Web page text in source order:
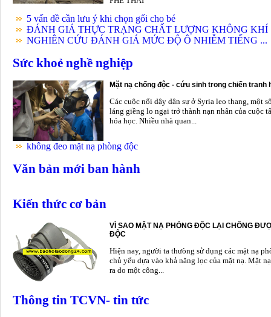
5 vấn đề cần lưu ý khi chọn gối cho bé
ĐÁNH GIÁ THỰC TRẠNG CHẤT LƯỢNG KHÔNG KHÍ
NGHIÊN CỨU ĐÁNH GIÁ MỨC ĐỘ Ô NHIỄM TIẾNG ...
Sức khoẻ nghề nghiệp
Mặt nạ chống độc - cứu sinh trong chiến tranh
Các cuộc nổi dậy dân sự ở Syria leo thang, một
láng giềng lo ngại trở thành nạn nhân của cuộc
hóa học. Nhiều nhà quan...
không đeo mặt nạ phòng độc
Văn bản mới ban hành
Kiến thức cơ bản
VÌ SAO MẶT NẠ PHÒNG ĐỘC LẠI CHỐNG
ĐỘC
Hiện nay, người ta thưòng sử dụng các mặt nạ
chủ yếu dựa vào khả năng lọc của mặt nạ. Mặt
ra do một công...
Thông tin TCVN- tin tức